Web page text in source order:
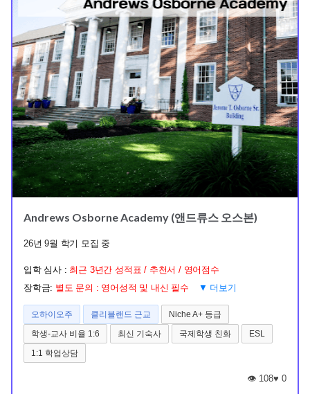
Andrews Osborne Academy (앤드류스 오스본)
26년 9월 학기 모집 중
입학 심사 : 최근 3년간 성적표 / 추천서 / 영어점수
장학금: 별도 문의 : 영어성적 및 내신 필수 ▼ 더보기
오하이오주 클리블랜드 근교
Niche A+ 등급
학생-교사 비율 1:6
최신 기숙사 국제학생 친화
ESL
1:1 학업상담
👁️ 108♥ 0